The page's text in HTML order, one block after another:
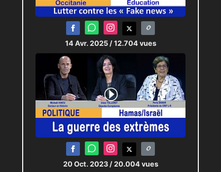
14 Avr. 2025 / 12.704 vues
20 Oct. 2023 / 20.004 vues